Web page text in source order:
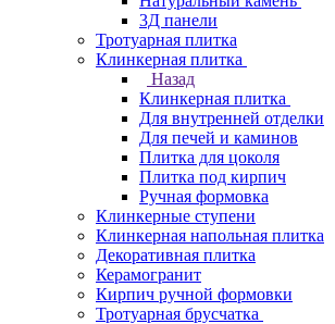
3Д панели
Тротуарная плитка
Клинкерная плитка
Назад
Клинкерная плитка
Для внутренней отделки
Для печей и каминов
Плитка для цоколя
Плитка под кирпич
Ручная формовка
Клинкерные ступени
Клинкерная напольная плитка
Декоративная плитка
Керамогранит
Кирпич ручной формовки
Тротуарная брусчатка